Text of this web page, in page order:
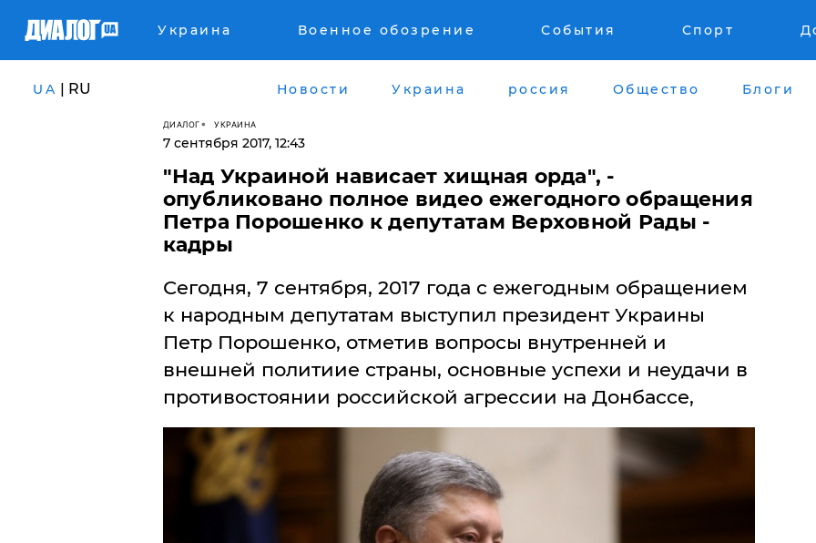
Украина Военное обозрение События Спорт
UA | RU Новости Украина россия Общество Блоги
ДИАЛОГ УКРАИНА
7 сентября 2017, 12:43
"Над Украиной нависает хищная орда", -
опубликовано полное видео ежегодного обращения
Петра Порошенко к депутатам Верховной Рады -
кадры
​Сегодня, 7 сентября, 2017 года с ежегодным обращением
к народным депутатам выступил президент Украины
Петр Порошенко, отметив вопросы внутренней и
внешней политиие страны, основные успехи и неудачи в
противостоянии российской агрессии на Донбассе,